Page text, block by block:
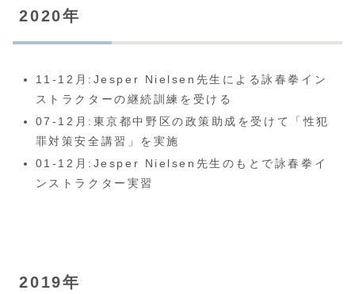
2020年
11-12月:Jesper Nielsen先生による詠春拳イン
ストラクターの継続訓練を受ける
07-12月:東京都中野区の政策助成を受けて「性犯
罪対策安全講習」を実施
01-12月:Jesper Nielsen先生のもとで詠春拳イ
ンストラクター実習
2019年